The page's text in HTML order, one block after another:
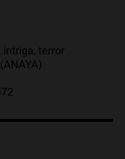
intriga, terror